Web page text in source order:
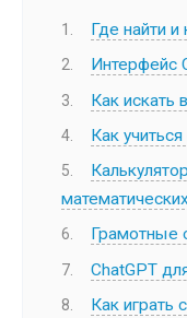
Где найти и
Интерфейс
Как искать
Как
Грамотные
ChatGPT
Как играть